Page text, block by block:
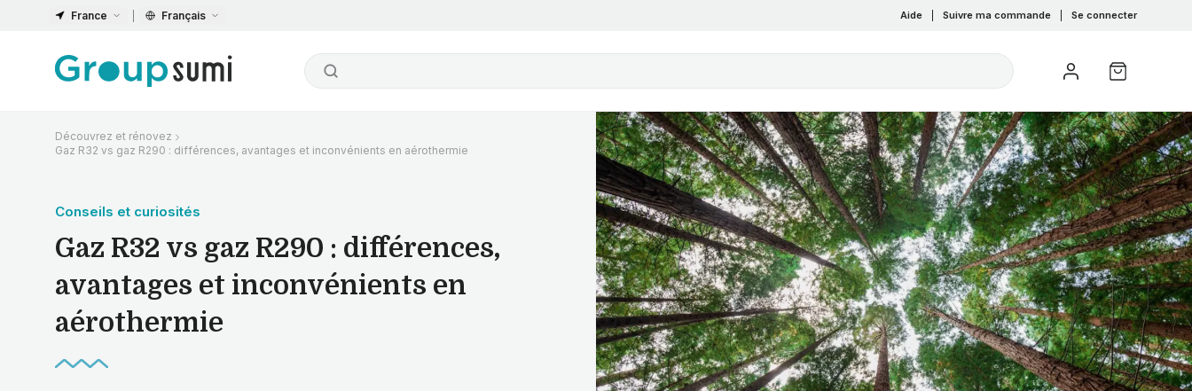
France Français Aide Suivre ma commande Se connecter
Découvrez et rénovez
Gaz R32 vs gaz R290 : différences, avantages et inconvénients en aérothermie
Conseils et curiosités
Gaz R32 vs gaz R290 : différences,
avantages et inconvénients en
aérothermie